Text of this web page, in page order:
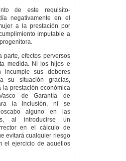
.
de este requisito-
negativamente en el
a la prestación por
imputable a
parte, efectos perversos
medida. Ni los hijos e
incumple sus deberes
su situación gracias,
la prestación económica
de Garantía de
la Inclusión, ni se
alguno en las
al introducirse un
en el cálculo de
evitará cualquier riesgo
el ejercicio de aquellos